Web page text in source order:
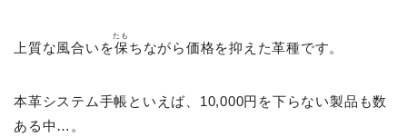
上質な風合いを保
たも
ちながら価格を抑えた革種です。
本革システム手帳といえば、10,000円を下らない製品も数
ある中…。